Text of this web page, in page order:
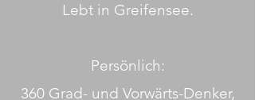
Lebt in Greifensee.
Persönlich:
360 Grad- und Vorwärts-Denker,